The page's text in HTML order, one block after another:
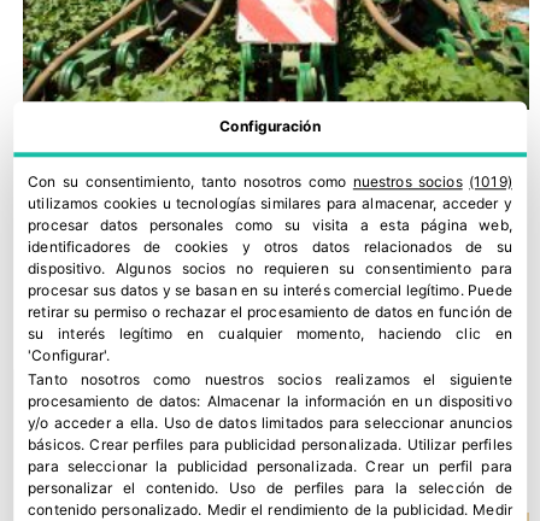
Andalucía cierra la convocatoria de ayudas a jóvenes
agricultores
2 julio, 2026
Configuración
Con su consentimiento, tanto nosotros como nuestros socios (1019)
utilizamos cookies u tecnologías similares para almacenar, acceder y
procesar datos personales como su visita a esta página web,
identificadores de cookies y otros datos relacionados de su
dispositivo. Algunos socios no requieren su consentimiento para
procesar sus datos y se basan en su interés comercial legítimo. Puede
retirar su permiso o rechazar el procesamiento de datos en función de
su interés legítimo en cualquier momento, haciendo clic en
'Configurar'.
Tanto nosotros como nuestros socios realizamos el siguiente
procesamiento de datos: Almacenar la información en un dispositivo
y/o acceder a ella. Uso de datos limitados para seleccionar anuncios
básicos.Crear perfiles para publicidad personalizada. Utilizar perfiles
para seleccionar la publicidad personalizada.Crear un perfil para
personalizar el contenido. Uso de perfiles para la selección de
contenido personalizado. Medir el rendimiento de la publicidad. Medir